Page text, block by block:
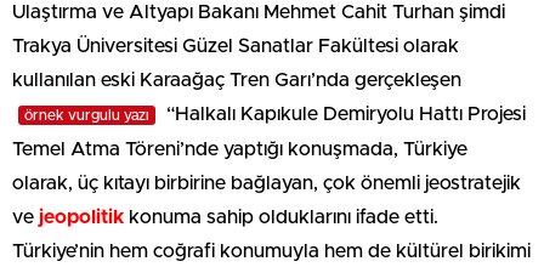
Ulaştırma ve Altyapı Bakanı Mehmet Cahit Turhan şimdi
Trakya Üniversitesi Güzel Sanatlar Fakültesi olarak
kullanılan eski Karaağaç Tren Garı’nda gerçekleşen
örnek vurgulu yazı
“Halkalı Kapıkule Demiryolu Hattı Projesi
Temel Atma Töreni’nde yaptığı konuşmada, Türkiye
olarak, üç kıtayı birbirine bağlayan, çok önemli jeostratejik
ve jeopolitik konuma sahip olduklarını ifade etti.
Türkiye’nin hem coğrafi konumuyla hem de kültürel birikimi